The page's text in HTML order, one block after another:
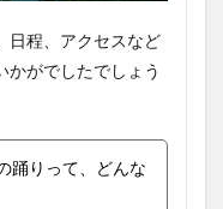
日程、アクセスなど
かがでしたでしょう
踊りって、どんな